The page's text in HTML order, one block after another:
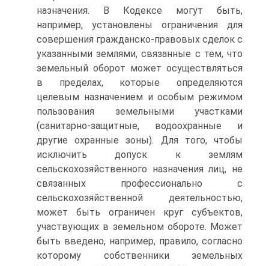
назначения. В Кодексе могут быть,
например, установлены ограничения для
совершения гражданско-правовых сделок с
указанными землями, связанные с тем, что
земельный оборот может осуществляться
в пределах, которые определяются
целевым назначением и особым режимом
пользования земельными участками
(санитарно-защитные, водоохранные и
другие охранные зоны). Для того, чтобы
исключить допуск к землям
сельскохозяйственного назначения лиц, не
связанных профессионально с
сельскохозяйственной деятельностью,
может быть ограничен круг субъектов,
участвующих в земельном обороте. Может
быть введено, например, правило, согласно
которому собственники земельных